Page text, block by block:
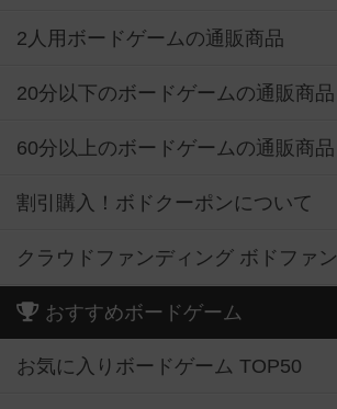
2人用ボードゲームの通販商品
20分以下のボードゲームの通販商品
60分以上のボードゲームの通販商品
割引購入！ボドクーポンについて
クラウドファンディング ボドファン
おすすめボードゲーム
お気に入りボードゲーム TOP50